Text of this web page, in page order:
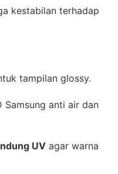
kestabilan terhadap
tampilan glossy.
Samsung anti air dan
UV agar warna